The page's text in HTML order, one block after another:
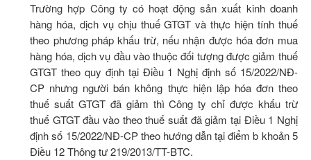
Trường hợp Công ty có hoạt động sản xuất kinh doanh
hàng hóa, dịch vụ chịu thuế GTGT và thực hiện tính thuế
theo phương pháp khấu trừ, nếu nhận được hóa đơn mua
hàng hóa, dịch vụ đầu vào thuộc đối tượng được giảm thuế
GTGT theo quy định tại Điều 1 Nghị định số 15/2022/NĐ-
CP nhưng người bán không thực hiện lập hóa đơn theo
thuế suất GTGT đã giảm thì Công ty chỉ được khấu trừ
thuế GTGT đầu vào theo thuế suất đã giảm tại Điều 1 Nghị
định số 15/2022/NĐ-CP theo hướng dẫn tại điểm b khoản 5
Điều 12 Thông tư 219/2013/TT-BTC.